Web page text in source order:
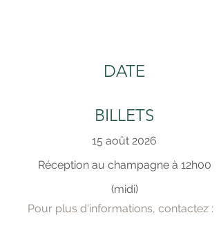
DATE
BILLETS
15 août 2026
Réception au champagne à 12h00
(midi)
Pour plus d'informations, contactez :